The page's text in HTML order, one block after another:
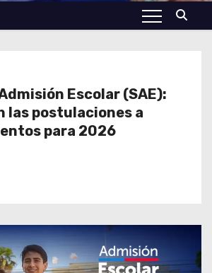
Escolar (SAE):
las postulaciones a
para 2026